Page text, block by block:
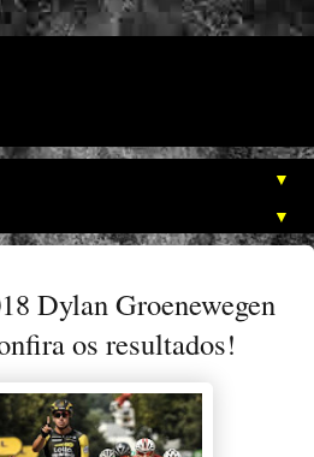
▼
▼
Dylan Groenewegen
os resultados!